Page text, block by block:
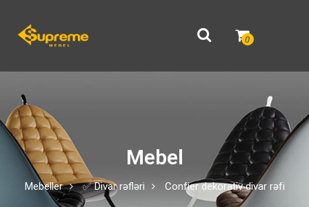
0
Mebel
Mebeller ✅ Divar rəfləri Confier dekorativ divar rəfi